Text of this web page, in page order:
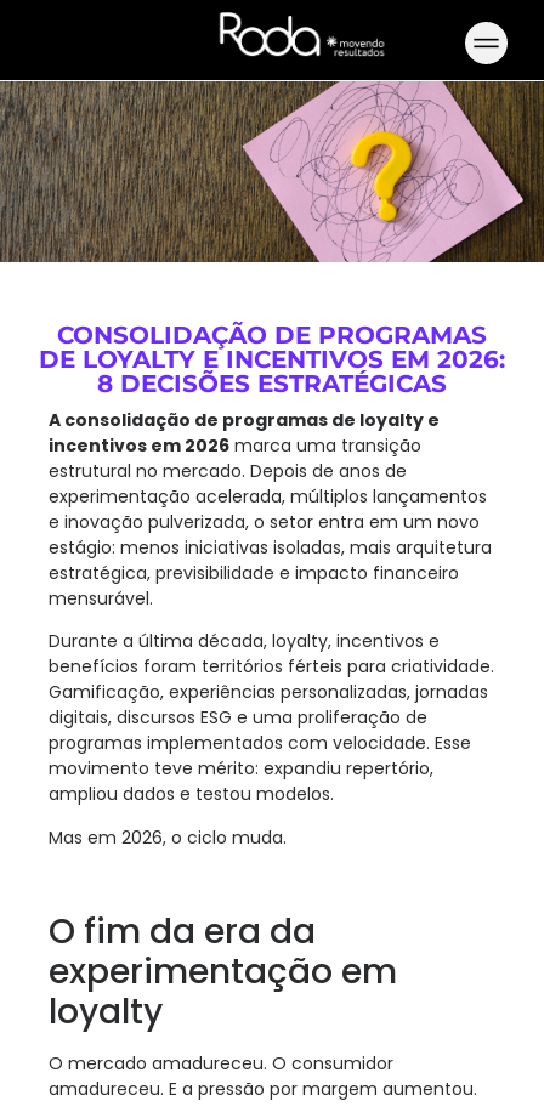
CONSOLIDAÇÃO DE PROGRAMAS
DE LOYALTY E INCENTIVOS EM 2026:
8 DECISÕES ESTRATÉGICAS
A consolidação de programas de loyalty e
incentivos em 2026 marca uma transição
estrutural no mercado. Depois de anos de
experimentação acelerada, múltiplos lançamentos
e inovação pulverizada, o setor entra em um novo
estágio: menos iniciativas isoladas, mais arquitetura
estratégica, previsibilidade e impacto financeiro
mensurável.
Durante a última década, loyalty, incentivos e
benefícios foram territórios férteis para criatividade.
Gamificação, experiências personalizadas, jornadas
digitais, discursos ESG e uma proliferação de
programas implementados com velocidade. Esse
movimento teve mérito: expandiu repertório,
ampliou dados e testou modelos.
Mas em 2026, o ciclo muda.
O fim da era da
experimentação em
loyalty
O mercado amadureceu. O consumidor
amadureceu. E a pressão por margem aumentou.